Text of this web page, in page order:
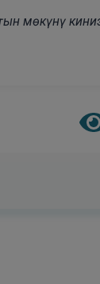
мөкүнү